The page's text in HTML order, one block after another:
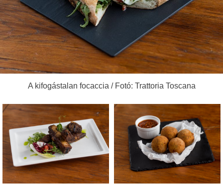
A kifogástalan focaccia / Fotó: Trattoria Toscana